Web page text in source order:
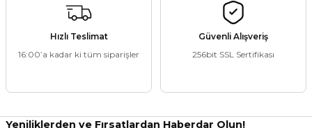
Hızlı Teslimat
16:00’a kadar ki tüm siparişler
Güvenli Alışveriş
256bit SSL Sertifikası
Yeniliklerden ve Fırsatlardan Haberdar Olun!